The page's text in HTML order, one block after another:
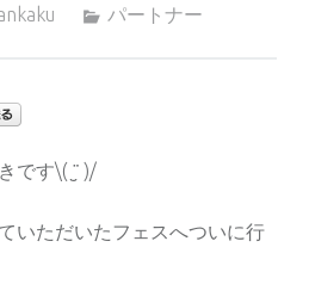
パートナー
です\( ¨̮ )/
いただいたフェスへついに行